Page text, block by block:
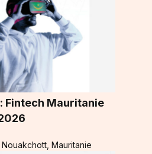
Fintech Mauritanie
Mauritanie